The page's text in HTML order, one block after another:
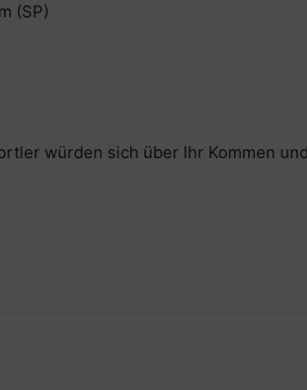
(SP)
würden sich über Ihr Kommen